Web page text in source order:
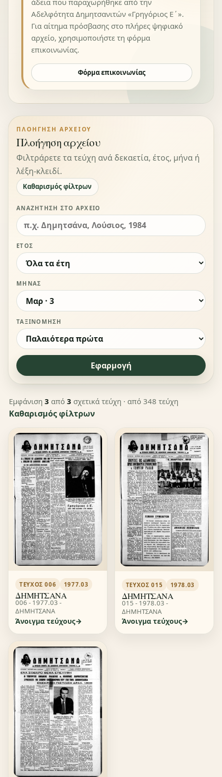
Αδελφότητα Δημητσανιτών «Γρηγόριος Ε΄».
Για αίτημα πρόσβασης στο πλήρες ψηφιακό
αρχείο, χρησιμοποιήστε τη φόρμα
επικοινωνίας.
Φόρμα επικοινωνίας
ΠΛΟΉΓΗΣΗ ΑΡΧΕΊΟΥ
Πλοήγηση αρχείου
Φιλτράρετε τα τεύχη ανά δεκαετία, έτος, μήνα ή
λέξη-κλειδί.
Καθαρισμός φίλτρων
ΑΝΑΖΉΤΗΣΗ ΣΤΟ ΑΡΧΕΊΟ
ΈΤΟΣ
ΜΉΝΑΣ
ΤΑΞΙΝΌΜΗΣΗ
Εφαρμογή
Εμφάνιση 3 από 3 σχετικά τεύχη · από 348 τεύχη
Καθαρισμός φίλτρων
ΤΕΎΧΟΣ 006 1977.03
ΔΗΜΗΤΣΑΝΑ
006 - 1977.03 -
ΔΗΜΗΤΣΑΝΑ
Άνοιγμα τεύχους
ΤΕΎΧΟΣ 015 1978.03
ΔΗΜΗΤΣΑΝΑ
015 - 1978.03 -
ΔΗΜΗΤΣΑΝΑ
Άνοιγμα τεύχους